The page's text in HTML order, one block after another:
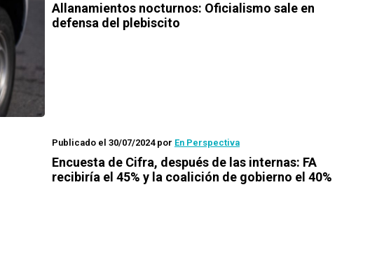
Allanamientos nocturnos: Oficialismo sale en
defensa del plebiscito
Publicado el 30/07/2024por En Perspectiva
Encuesta de Cifra, después de las internas: FA
recibiría el 45% y la coalición de gobierno el 40%